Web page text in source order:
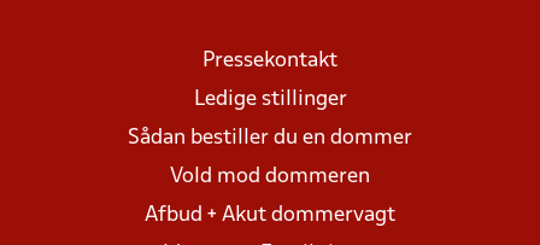
Pressekontakt
Ledige stillinger
Sådan bestiller du en dommer
Vold mod dommeren
Afbud + Akut dommervagt